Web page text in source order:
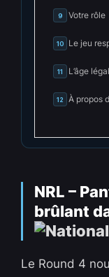
9 Votre rôle
10 Le jeu
11 L’âge légal
12 À propos
NRL –
brûlant
Le Round 4